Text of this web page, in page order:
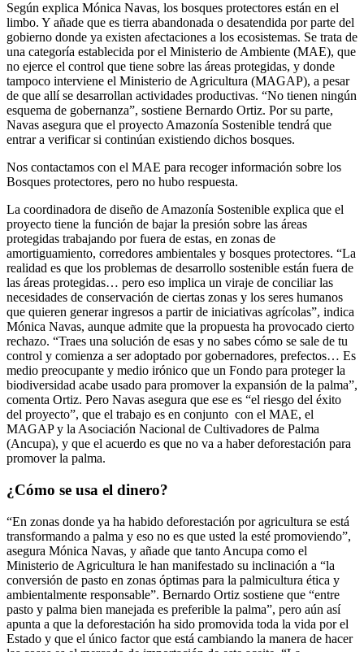
Según explica Mónica Navas, los bosques protectores están en el
limbo. Y añade que es tierra abandonada o desatendida por parte del
gobierno donde ya existen afectaciones a los ecosistemas. Se trata de
una categoría establecida por el Ministerio de Ambiente (MAE), que
no ejerce el control que tiene sobre las áreas protegidas, y donde
tampoco interviene el Ministerio de Agricultura (MAGAP), a pesar
de que allí se desarrollan actividades productivas. “No tienen ningún
esquema de gobernanza”, sostiene Bernardo Ortiz. Por su parte,
Navas asegura que el proyecto Amazonía Sostenible tendrá que
entrar a verificar si continúan existiendo dichos bosques.
Nos contactamos con el MAE para recoger información sobre los
Bosques protectores, pero no hubo respuesta.
La coordinadora de diseño de Amazonía Sostenible explica que el
proyecto tiene la función de bajar la presión sobre las áreas
protegidas trabajando por fuera de estas, en zonas de
amortiguamiento, corredores ambientales y bosques protectores. “La
realidad es que los problemas de desarrollo sostenible están fuera de
las áreas protegidas… pero eso implica un viraje de conciliar las
necesidades de conservación de ciertas zonas y los seres humanos
que quieren generar ingresos a partir de iniciativas agrícolas”, indica
Mónica Navas, aunque admite que la propuesta ha provocado cierto
rechazo. “Traes una solución de esas y no sabes cómo se sale de tu
control y comienza a ser adoptado por gobernadores, prefectos… Es
medio preocupante y medio irónico que un Fondo para proteger la
biodiversidad acabe usado para promover la expansión de la palma”,
comenta Ortiz. Pero Navas asegura que ese es “el riesgo del éxito
del proyecto”, que el trabajo es en conjunto con el MAE, el
MAGAP y la Asociación Nacional de Cultivadores de Palma
(Ancupa), y que el acuerdo es que no va a haber deforestación para
promover la palma.
¿Cómo se usa el dinero?
“En zonas donde ya ha habido deforestación por agricultura se está
transformando a palma y eso no es que usted la esté promoviendo”,
asegura Mónica Navas, y añade que tanto Ancupa como el
Ministerio de Agricultura le han manifestado su inclinación a “la
conversión de pasto en zonas óptimas para la palmicultura ética y
ambientalmente responsable”. Bernardo Ortiz sostiene que “entre
pasto y palma bien manejada es preferible la palma”, pero aún así
apunta a que la deforestación ha sido promovida toda la vida por el
Estado y que el único factor que está cambiando la manera de hacer